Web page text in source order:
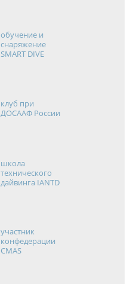
обучение и
снаряжение
SMART DIVE
клуб при
ДОСААФ России
школа
технического
дайвинга IANTD
участник
конфедерации
CMAS